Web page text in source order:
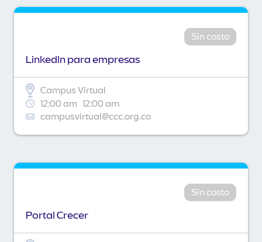
Sin costo
Linkedln para empresas
Campus Virtual
12:00 am 12:00 am
campusvirtual@ccc.org.co
Sin costo
Portal Crecer